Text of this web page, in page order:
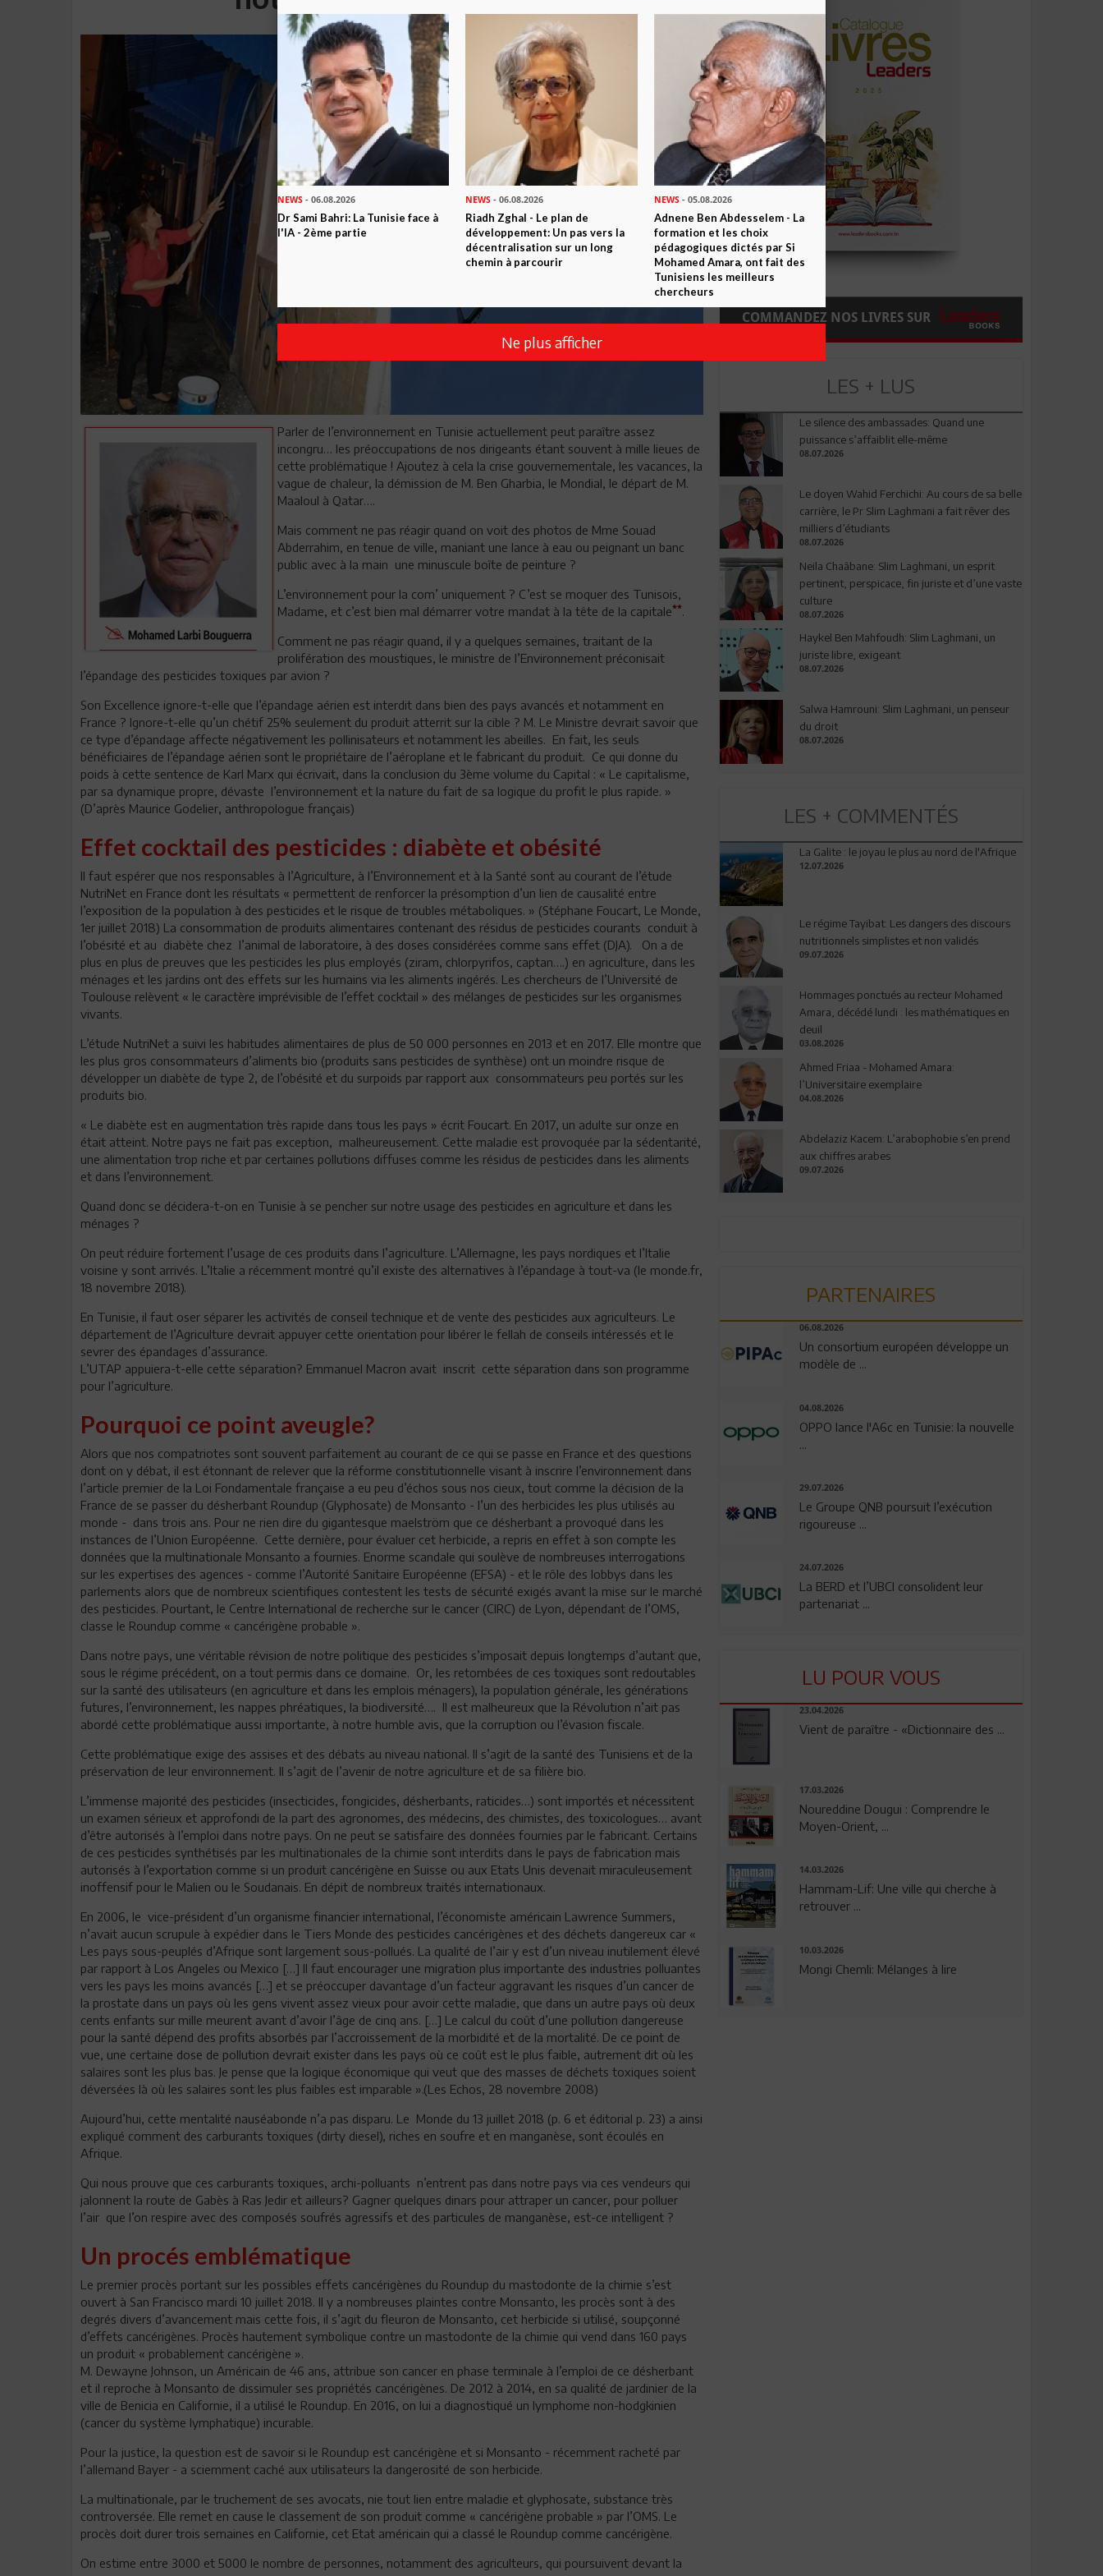
Parler de l’environnement en Tunisie actuellement peut paraître assez
incongru… les préoccupations de nos dirigeants étant souvent à mille lieues de
cette problématique ! Ajoutez à cela la crise gouvernementale, les vacances, la
vague de chaleur, la démission de M. Ben Gharbia, le Mondial, le départ de M.
Maaloul à Qatar….
Mais comment ne pas réagir quand on voit des photos de Mme Souad
Abderrahim, en tenue de ville, maniant une lance à eau ou peignant un banc
public avec à la main une minuscule boîte de peinture ?
L’environnement pour la com’ uniquement ? C’est se moquer des Tunisois,
Madame, et c’est bien mal démarrer votre mandat à la tête de la capitale**.
Comment ne pas réagir quand, il y a quelques semaines, traitant de la
prolifération des moustiques, le ministre de l’Environnement préconisait
l’épandage des pesticides toxiques par avion ?
Son Excellence ignore-t-elle que l’épandage aérien est interdit dans bien des pays avancés et notamment en
France ? Ignore-t-elle qu’un chétif 25% seulement du produit atterrit sur la cible ? M. Le Ministre devrait savoir que
ce type d’épandage affecte négativement les pollinisateurs et notamment les abeilles. En fait, les seuls
bénéficiaires de l’épandage aérien sont le propriétaire de l’aéroplane et le fabricant du produit. Ce qui donne du
poids à cette sentence de Karl Marx qui écrivait, dans la conclusion du 3ème volume du Capital : « Le capitalisme,
par sa dynamique propre, dévaste l’environnement et la nature du fait de sa logique du profit le plus rapide. »
(D’après Maurice Godelier, anthropologue français)
Effet cocktail des pesticides : diabète et obésité
Il faut espérer que nos responsables à l’Agriculture, à l’Environnement et à la Santé sont au courant de l’étude
NutriNet en France dont les résultats « permettent de renforcer la présomption d’un lien de causalité entre
l’exposition de la population à des pesticides et le risque de troubles métaboliques. » (Stéphane Foucart, Le Monde,
1er juillet 2018) La consommation de produits alimentaires contenant des résidus de pesticides courants conduit à
l’obésité et au diabète chez l’animal de laboratoire, à des doses considérées comme sans effet (DJA). On a de
plus en plus de preuves que les pesticides les plus employés (ziram, chlorpyrifos, captan….) en agriculture, dans les
ménages et les jardins ont des effets sur les humains via les aliments ingérés. Les chercheurs de l’Université de
Toulouse relèvent « le caractère imprévisible de l’effet cocktail » des mélanges de pesticides sur les organismes
vivants.
L’étude NutriNet a suivi les habitudes alimentaires de plus de 50 000 personnes en 2013 et en 2017. Elle montre que
les plus gros consommateurs d’aliments bio (produits sans pesticides de synthèse) ont un moindre risque de
développer un diabète de type 2, de l’obésité et du surpoids par rapport aux consommateurs peu portés sur les
produits bio.
« Le diabète est en augmentation très rapide dans tous les pays » écrit Foucart. En 2017, un adulte sur onze en
était atteint. Notre pays ne fait pas exception, malheureusement. Cette maladie est provoquée par la sédentarité,
une alimentation trop riche et par certaines pollutions diffuses comme les résidus de pesticides dans les aliments
et dans l’environnement.
Quand donc se décidera-t-on en Tunisie à se pencher sur notre usage des pesticides en agriculture et dans les
ménages ?
On peut réduire fortement l’usage de ces produits dans l’agriculture. L’Allemagne, les pays nordiques et l’Italie
voisine y sont arrivés. L’Italie a récemment montré qu’il existe des alternatives à l’épandage à tout-va (le monde.fr,
18 novembre 2018).
En Tunisie, il faut oser séparer les activités de conseil technique et de vente des pesticides aux agriculteurs. Le
département de l’Agriculture devrait appuyer cette orientation pour libérer le fellah de conseils intéressés et le
sevrer des épandages d’assurance.
L’UTAP appuiera-t-elle cette séparation? Emmanuel Macron avait inscrit cette séparation dans son programme
pour l’agriculture.
Pourquoi ce point aveugle?
Alors que nos compatriotes sont souvent parfaitement au courant de ce qui se passe en France et des questions
dont on y débat, il est étonnant de relever que la réforme constitutionnelle visant à inscrire l’environnement dans
l’article premier de la Loi Fondamentale française a eu peu d’échos sous nos cieux, tout comme la décision de la
France de se passer du désherbant Roundup (Glyphosate) de Monsanto - l’un des herbicides les plus utilisés au
monde - dans trois ans. Pour ne rien dire du gigantesque maelström que ce désherbant a provoqué dans les
instances de l’Union Européenne. Cette dernière, pour évaluer cet herbicide, a repris en effet à son compte les
données que la multinationale Monsanto a fournies. Enorme scandale qui soulève de nombreuses interrogations
sur les expertises des agences - comme l’Autorité Sanitaire Européenne (EFSA) - et le rôle des lobbys dans les
parlements alors que de nombreux scientifiques contestent les tests de sécurité exigés avant la mise sur le marché
des pesticides. Pourtant, le Centre International de recherche sur le cancer (CIRC) de Lyon, dépendant de l’OMS,
classe le Roundup comme « cancérigène probable ».
Dans notre pays, une véritable révision de notre politique des pesticides s’imposait depuis longtemps d’autant que,
sous le régime précédent, on a tout permis dans ce domaine. Or, les retombées de ces toxiques sont redoutables
sur la santé des utilisateurs (en agriculture et dans les emplois ménagers), la population générale, les générations
futures, l’environnement, les nappes phréatiques, la biodiversité…. Il est malheureux que la Révolution n’ait pas
abordé cette problématique aussi importante, à notre humble avis, que la corruption ou l’évasion fiscale.
Cette problématique exige des assises et des débats au niveau national. Il s’agit de la santé des Tunisiens et de la
préservation de leur environnement. Il s’agit de l’avenir de notre agriculture et de sa filière bio.
L’immense majorité des pesticides (insecticides, fongicides, désherbants, raticides…) sont importés et nécessitent
un examen sérieux et approfondi de la part des agronomes, des médecins, des chimistes, des toxicologues… avant
d’être autorisés à l’emploi dans notre pays. On ne peut se satisfaire des données fournies par le fabricant. Certains
de ces pesticides synthétisés par les multinationales de la chimie sont interdits dans le pays de fabrication mais
autorisés à l’exportation comme si un produit cancérigène en Suisse ou aux Etats Unis devenait miraculeusement
inoffensif pour le Malien ou le Soudanais. En dépit de nombreux traités internationaux.
En 2006, le vice-président d’un organisme financier international, l’économiste américain Lawrence Summers,
n’avait aucun scrupule à expédier dans le Tiers Monde des pesticides cancérigènes et des déchets dangereux car «
Les pays sous-peuplés d’Afrique sont largement sous-pollués. La qualité de l’air y est d’un niveau inutilement élevé
par rapport à Los Angeles ou Mexico […] Il faut encourager une migration plus importante des industries polluantes
vers les pays les moins avancés […] et se préoccuper davantage d’un facteur aggravant les risques d’un cancer de
la prostate dans un pays où les gens vivent assez vieux pour avoir cette maladie, que dans un autre pays où deux
cents enfants sur mille meurent avant d’avoir l’âge de cinq ans. […] Le calcul du coût d’une pollution dangereuse
pour la santé dépend des profits absorbés par l’accroissement de la morbidité et de la mortalité. De ce point de
vue, une certaine dose de pollution devrait exister dans les pays où ce coût est le plus faible, autrement dit où les
salaires sont les plus bas. Je pense que la logique économique qui veut que des masses de déchets toxiques soient
déversées là où les salaires sont les plus faibles est imparable ».(Les Echos, 28 novembre 2008)
Aujourd’hui, cette mentalité nauséabonde n’a pas disparu. Le Monde du 13 juillet 2018 (p. 6 et éditorial p. 23) a ainsi
expliqué comment des carburants toxiques (dirty diesel), riches en soufre et en manganèse, sont écoulés en
Afrique.
Qui nous prouve que ces carburants toxiques, archi-polluants n’entrent pas dans notre pays via ces vendeurs qui
jalonnent la route de Gabès à Ras Jedir et ailleurs? Gagner quelques dinars pour attraper un cancer, pour polluer
l’air que l’on respire avec des composés soufrés agressifs et des particules de manganèse, est-ce intelligent ?
Un procés emblématique
Le premier procès portant sur les possibles effets cancérigènes du Roundup du mastodonte de la chimie s’est
ouvert à San Francisco mardi 10 juillet 2018. Il y a nombreuses plaintes contre Monsanto, les procès sont à des
degrés divers d’avancement mais cette fois, il s’agit du fleuron de Monsanto, cet herbicide si utilisé, soupçonné
d’effets cancérigènes. Procès hautement symbolique contre un mastodonte de la chimie qui vend dans 160 pays
un produit « probablement cancérigène ».
M. Dewayne Johnson, un Américain de 46 ans, attribue son cancer en phase terminale à l’emploi de ce désherbant
et il reproche à Monsanto de dissimuler ses propriétés cancérigènes. De 2012 à 2014, en sa qualité de jardinier de la
ville de Benicia en Californie, il a utilisé le Roundup. En 2016, on lui a diagnostiqué un lymphome non-hodgkinien
(cancer du système lymphatique) incurable.
Pour la justice, la question est de savoir si le Roundup est cancérigène et si Monsanto - récemment racheté par
l’allemand Bayer - a sciemment caché aux utilisateurs la dangerosité de son herbicide.
La multinationale, par le truchement de ses avocats, nie tout lien entre maladie et glyphosate, substance très
controversée. Elle remet en cause le classement de son produit comme « cancérigène probable » par l’OMS. Le
procès doit durer trois semaines en Californie, cet Etat américain qui a classé le Roundup comme cancérigène.
On estime entre 3000 et 5000 le nombre de personnes, notamment des agriculteurs, qui poursuivent devant la
COMMANDEZ NOS LIVRES SUR
LES + LUS
Le silence des ambassades: Quand une
puissance s’affaiblit elle-même
08.07.2026
Le doyen Wahid Ferchichi: Au cours de sa belle
carrière, le Pr Slim Laghmani a fait rêver des
milliers d’étudiants
08.07.2026
Neila Chaâbane: Slim Laghmani, un esprit
pertinent, perspicace, fin juriste et d’une vaste
culture
08.07.2026
Haykel Ben Mahfoudh: Slim Laghmani, un
juriste libre, exigeant
08.07.2026
Salwa Hamrouni: Slim Laghmani, un penseur
du droit
08.07.2026
LES + COMMENTÉS
La Galite : le joyau le plus au nord de l'Afrique
12.07.2026
Le régime Tayibat: Les dangers des discours
nutritionnels simplistes et non validés
09.07.2026
Hommages ponctués au recteur Mohamed
Amara, décédé lundi : les mathématiques en
deuil
03.08.2026
Ahmed Friaa - Mohamed Amara:
l’Universitaire exemplaire
04.08.2026
Abdelaziz Kacem: L’arabophobie s’en prend
aux chiffres arabes
09.07.2026
PARTENAIRES
06.08.2026
Un consortium européen développe un
modèle de ...
04.08.2026
OPPO lance l'A6c en Tunisie: la nouvelle
...
29.07.2026
Le Groupe QNB poursuit l’exécution
rigoureuse ...
24.07.2026
La BERD et l’UBCI consolident leur
partenariat ...
LU POUR VOUS
23.04.2026
Vient de paraître - «Dictionnaire des ...
17.03.2026
Noureddine Dougui : Comprendre le
Moyen-Orient, ...
14.03.2026
Hammam-Lif: Une ville qui cherche à
retrouver ...
10.03.2026
Mongi Chemli: Mélanges à lire
NEWS - 06.08.2026
Dr Sami Bahri: La Tunisie face à
l'IA - 2ème partie
NEWS - 06.08.2026
Riadh Zghal - Le plan de
développement: Un pas vers la
décentralisation sur un long
chemin à parcourir
NEWS- 05.08.2026
Adnene Ben Abdesselem - La
formation et les choix
pédagogiques dictés par Si
Mohamed Amara, ont fait des
Tunisiens les meilleurs
chercheurs
Ne plus afficher